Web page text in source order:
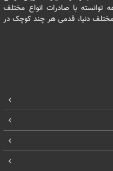
با صادرات انواع مختلف
دنیا، قدمی هر چند کوچک در